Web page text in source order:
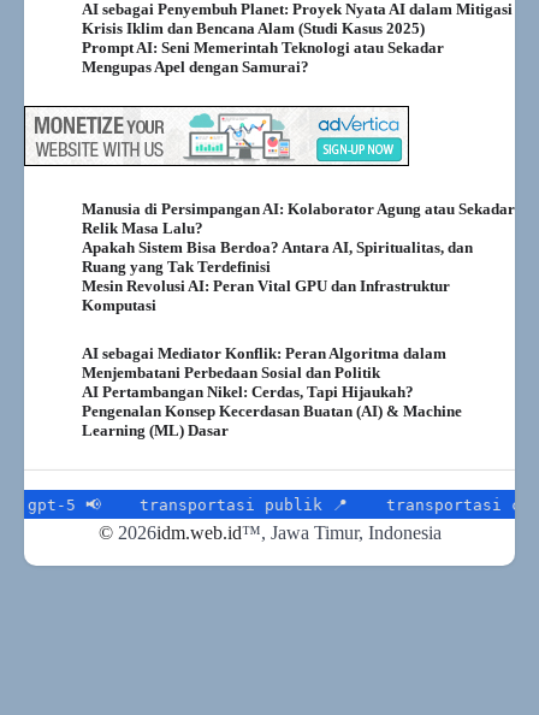
AI sebagai Penyembuh Planet: Proyek Nyata AI dalam Mitigasi
Krisis Iklim dan Bencana Alam (Studi Kasus 2025)
Prompt AI: Seni Memerintah Teknologi atau Sekadar
Mengupas Apel dengan Samurai?
Manusia di Persimpangan AI: Kolaborator Agung atau Sekadar
Relik Masa Lalu?
Apakah Sistem Bisa Berdoa? Antara AI, Spiritualitas, dan
Ruang yang Tak Terdefinisi
Mesin Revolusi AI: Peran Vital GPU dan Infrastruktur
Komputasi
AI sebagai Mediator Konflik: Peran Algoritma dalam
Menjembatani Perbedaan Sosial dan Politik
AI Pertambangan Nikel: Cerdas, Tapi Hijaukah?
Pengenalan Konsep Kecerdasan Buatan (AI) & Machine
Learning (ML) Dasar
transportasi publik 📍 transportasi cerdas 📈
©2026idm.web.id™, Jawa Timur, Indonesia